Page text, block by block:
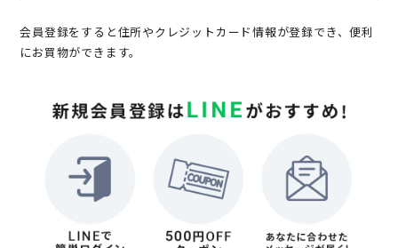
会員登録をすると住所やクレジットカード情報が登録でき、便利
にお買物ができます。